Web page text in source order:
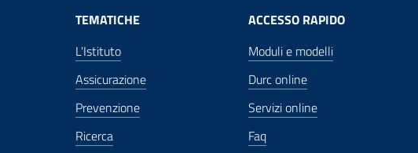
TEMATICHE
L'Istituto
Assicurazione
Prevenzione
Ricerca
ACCESSO RAPIDO
Moduli e modelli
Durc online
Servizi online
Faq